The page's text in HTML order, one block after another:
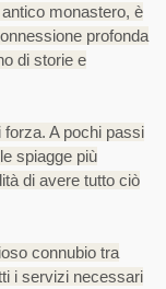
monastero, è
profonda
di storie e
A pochi passi
spiagge più
di avere tutto ciò
connubio tra
i servizi necessari